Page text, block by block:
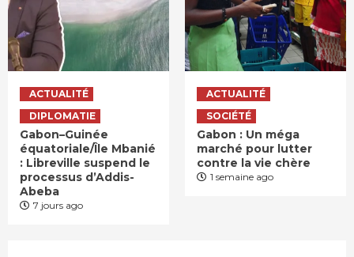
ACTUALITÉ
DIPLOMATIE
Gabon–Guinée
équatoriale/Île Mbanié
: Libreville suspend le
processus d’Addis-
Abeba
7 jours ago
ACTUALITÉ
SOCIÉTÉ
Gabon : Un méga
marché pour lutter
contre la vie chère
1 semaine ago